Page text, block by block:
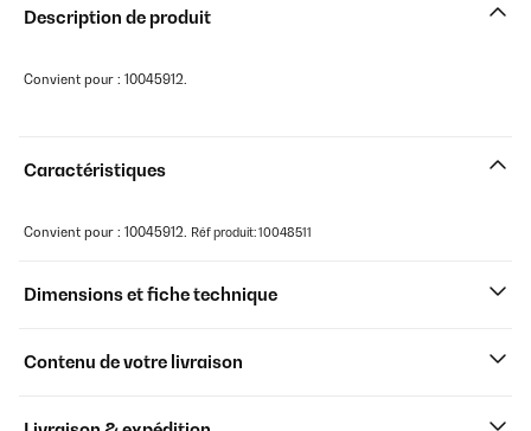
Description de produit
Convient pour : 10045912.
Caractéristiques
Convient pour : 10045912. Réf produit: 10048511
Dimensions et fiche technique
Contenu de votre livraison